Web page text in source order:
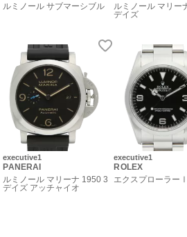
ルミノール サブマーシブル
executive1
PANERAI
ルミノール マリーナ 1950 3
デイズ アッチャイオ
ルミノール マリー
デイズ
executive1
ROLEX
エクスプローラーⅠ